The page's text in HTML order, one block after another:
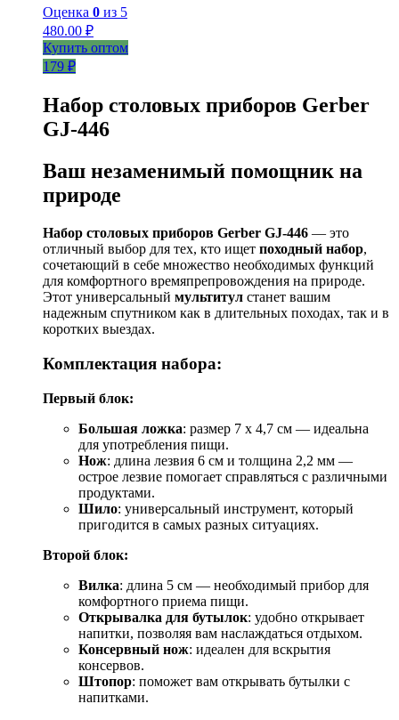
Оценка 0 из 5
480.00 ₽
Купить оптом
179 ₽
Набор столовых приборов Gerber
GJ-446
Ваш незаменимый помощник на
природе
Набор столовых приборов Gerber GJ-446 — это
отличный выбор для тех, кто ищет походный набор,
сочетающий в себе множество необходимых функций
для комфортного времяпрепровождения на природе.
Этот универсальный мультитул станет вашим
надежным спутником как в длительных походах, так и в
коротких выездах.
Комплектация набора:
Первый блок:
Большая ложка: размер 7 х 4,7 см — идеальна
для употребления пищи.
Нож: длина лезвия 6 см и толщина 2,2 мм —
острое лезвие помогает справляться с различными
продуктами.
Шило: универсальный инструмент, который
пригодится в самых разных ситуациях.
Второй блок:
Вилка: длина 5 см — необходимый прибор для
комфортного приема пищи.
Открывалка для бутылок: удобно открывает
напитки, позволяя вам наслаждаться отдыхом.
Консервный нож: идеален для вскрытия
консервов.
Штопор: поможет вам открывать бутылки с
напитками.